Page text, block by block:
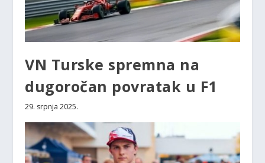
VN Turske spremna na
dugoročan povratak u F1
29. srpnja 2025.